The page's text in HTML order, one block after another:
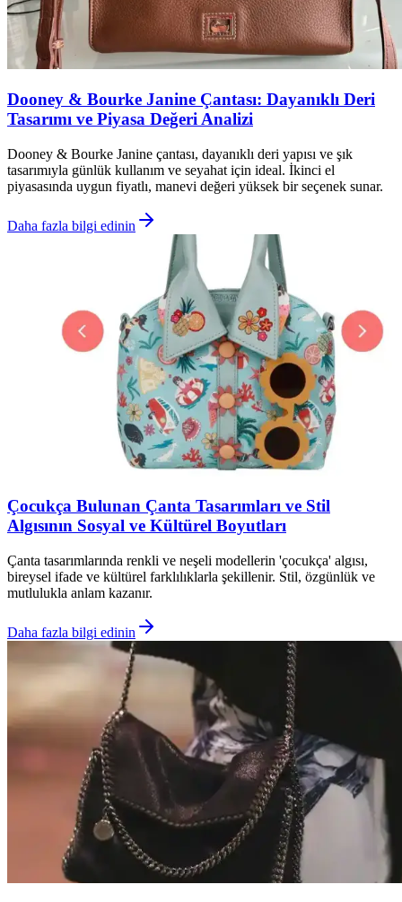
Dooney & Bourke Janine Çantası: Dayanıklı Deri
Tasarımı ve Piyasa Değeri Analizi
Dooney & Bourke Janine çantası, dayanıklı deri yapısı ve şık
tasarımıyla günlük kullanım ve seyahat için ideal. İkinci el
piyasasında uygun fiyatlı, manevi değeri yüksek bir seçenek sunar.
Daha fazla bilgi edinin
Çocukça Bulunan Çanta Tasarımları ve Stil
Algısının Sosyal ve Kültürel Boyutları
Çanta tasarımlarında renkli ve neşeli modellerin 'çocukça' algısı,
bireysel ifade ve kültürel farklılıklarla şekillenir. Stil, özgünlük ve
mutlulukla anlam kazanır.
Daha fazla bilgi edinin